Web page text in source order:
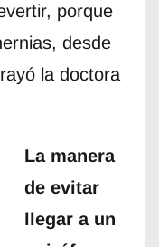
porque
desde
la doctora
La manera
de evitar
llegar a un